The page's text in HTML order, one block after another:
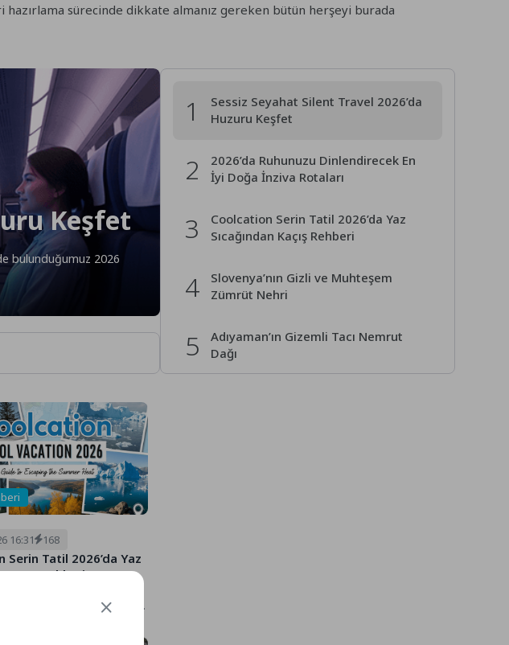
sürecinde dikkate almanız gereken bütün herşeyi burada
Keşfet
bulunduğumuz 2026
1
Sessiz Seyahat Silent Travel 2026’da
Huzuru Keşfet
2
2026’da Ruhunuzu Dinlendirecek En
İyi Doğa İnziva Rotaları
3
Coolcation Serin Tatil 2026’da Yaz
Sıcağından Kaçış Rehberi
4
Slovenya’nın Gizli ve Muhteşem
Zümrüt Nehri
5
Adıyaman’ın Gizemli Tacı Nemrut
Dağı
16:31 168
Serin Tatil 2026’da Yaz
Kaçış Rehberi
Kaçış Rehberi, Selam serinlik
Nasılsınız? İçinde